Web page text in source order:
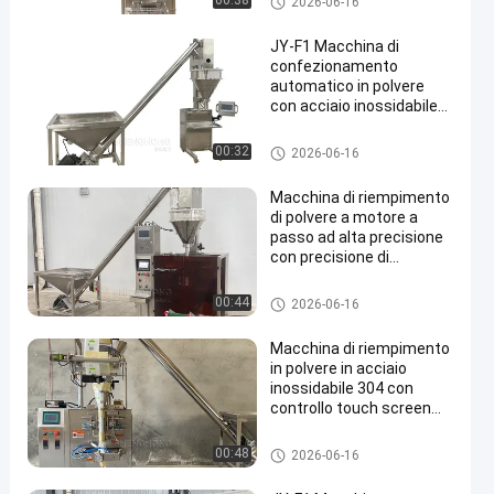
ODM
nte
00:32
JY-F1 Macchina di
confezionamento
automatico in polvere
con acciaio inossidabile
screen e capacità da 300
g a 9 kg
impacchettatrice del fertilizza
nte
2026-06-16
00:44
Macchina di riempimento
di polvere a motore a
passo ad alta precisione
con precisione di
acciaio inossidabile di
qualità alimentare 304
impacchettatrice del fertilizza
nte
2026-06-16
00:48
Macchina di riempimento
in polvere in acciaio
inossidabile 304 con
controllo touch screen
sacchetti/ora
impacchettatrice del fertilizza
nte
2026-06-16